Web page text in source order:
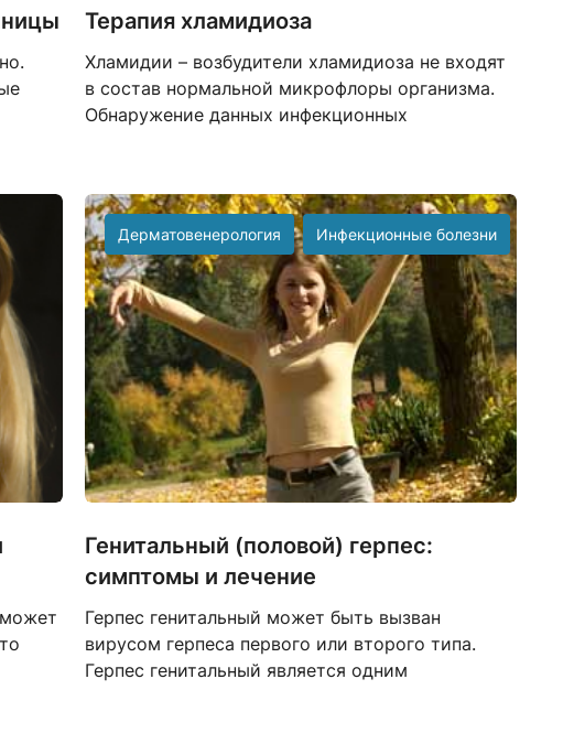
Терапия хламидиоза
Хламидии – возбудители хламидиоза не входят
в состав нормальной микрофлоры организма.
Обнаружение данных инфекционных
Дерматовенерология Инфекционные болезни
Генитальный (половой) герпес:
симптомы и лечение
Герпес генитальный может быть вызван
вирусом герпеса первого или второго типа.
Герпес генитальный является одним